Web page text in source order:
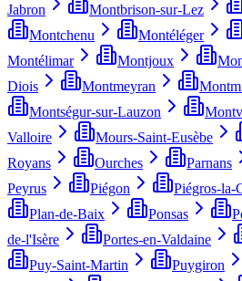
Jabron
Montbrison-sur-Lez
Montchenu
Montéléger
Montélimar
Montjoux
Diois
Montmeyran
Montségur-sur-Lauzon
Valloire
Mours-Saint-Eusèbe
Royans
Ourches Parnans
Peyrus
Piégon Piégros-la-
Plan-de-Baix
Ponsas
de-l'Isère
Portes-en-Valdaine
Puy-Saint-Martin
Puygiron